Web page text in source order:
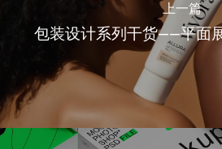
上一篇
包装设计系列干货——平面